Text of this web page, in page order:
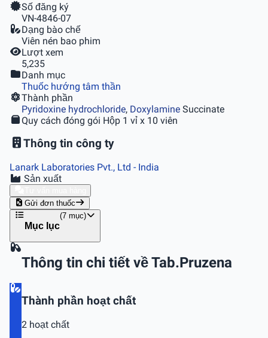
Số đăng ký
VN-4846-07
Dạng bào chế
Viên nén bao phim
Lượt xem
5,235
Danh mục
Thuốc hướng tâm thần
Thành phần
Pyridoxine hydrochloride, Doxylamine Succinate
Quy cách đóng gói Hộp 1 vỉ x 10 viên
Thông tin công ty
Lanark Laboratories Pvt., Ltd - India
Sản xuất
Gửi đơn thuốc
Mục lục
(7 mục)
Thông tin chi tiết về Tab.Pruzena
Thành phần hoạt chất
2 hoạt chất